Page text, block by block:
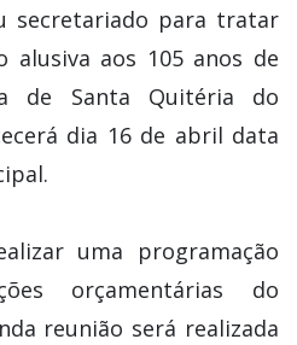
secretariado para tratar
alusiva aos 105 anos de
de Santa Quitéria do
dia 16 de abril data
uma programação
orçamentárias do
reunião será realizada